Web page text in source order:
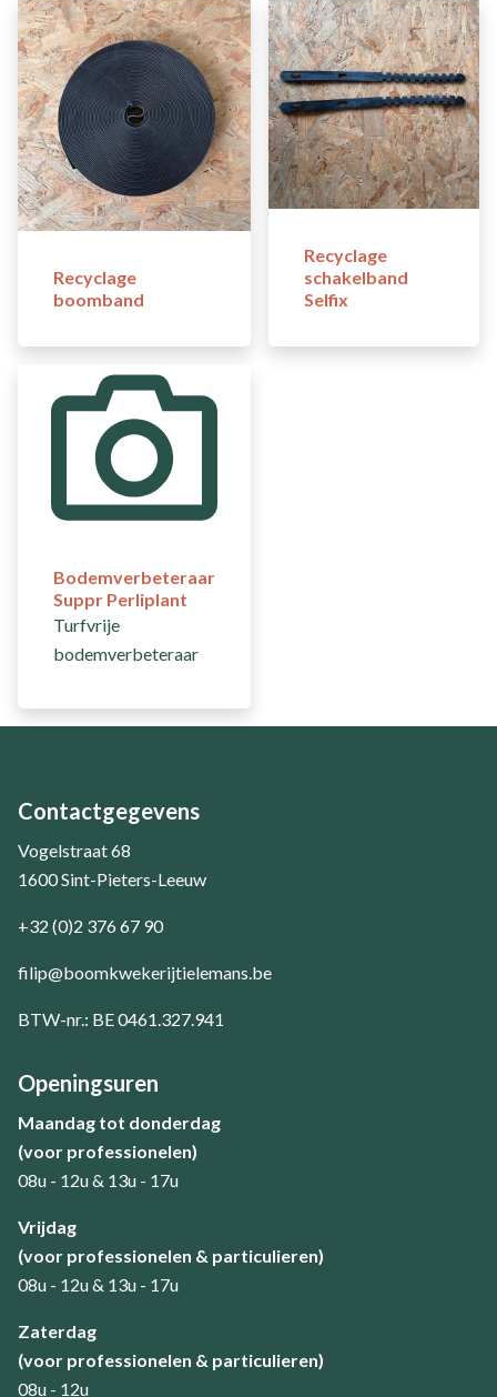
Recyclage
boomband
Recyclage
schakelband
Selfix
Bodemverbeteraar
Suppr Perliplant
Turfvrije
bodemverbeteraar
Contactgegevens
Vogelstraat 68
1600 Sint-Pieters-Leeuw
+32 (0)2 376 67 90
filip@boomkwekerijtielemans.be
BTW-nr.: BE 0461.327.941
Openingsuren
Maandag tot donderdag
(voor professionelen)
08u - 12u & 13u - 17u
​Vrijdag
(voor professionelen & particulieren)
08u - 12u & 13u - 17u
Zaterdag
(voor professionelen & particulieren)
08u - 12u